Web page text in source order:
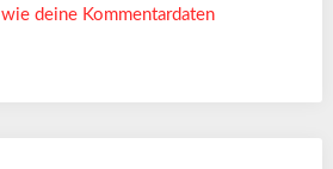
wie deine Kommentardaten